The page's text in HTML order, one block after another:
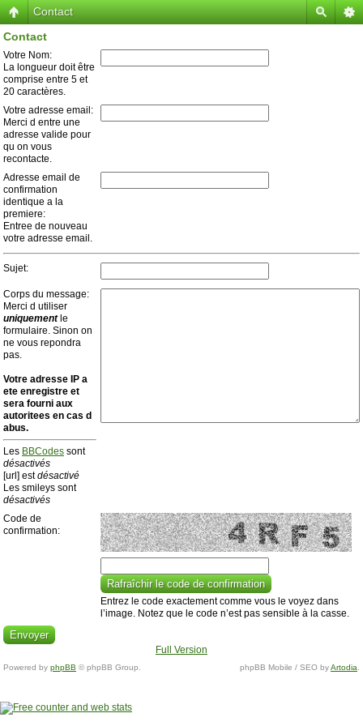
Contact
Contact
Votre Nom:
La longueur doit être
comprise entre 5 et
20 caractères.
Votre adresse email:
Merci d entre une
adresse valide pour
qu on vous
recontacte.
Adresse email de
confirmation
identique a la
premiere:
Entree de nouveau
votre adresse email.
Sujet:
Corps du message:
Merci d utiliser
uniquementle
formulaire. Sinon on
ne vous repondra
pas.
Votre adresse ΙΡ a
ete enregistre et
sera fourni aux
autoritees en cas d
abus.
Les BBCodes sont
désactivés
[url] estdésactivé
Les smileys sont
désactivés
Code de
confirmation:
Entrez le code exactement comme vous le voyez dans
l’image. Notez que le code n’est pas sensible à la casse.
Full Version
Powered by phpBB © phpBB Group. phpBB Mobile / SEO byArtodia.